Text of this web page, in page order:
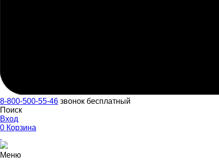
8-800-500-55-46 звонок бесплатный
Поиск
Вход
0 Корзина
Меню